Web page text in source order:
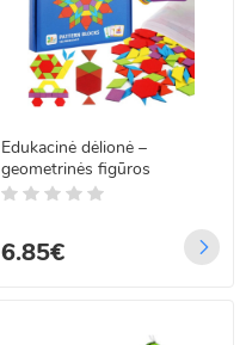
Edukacinė dėlionė –
geometrinės figūros
6.85€